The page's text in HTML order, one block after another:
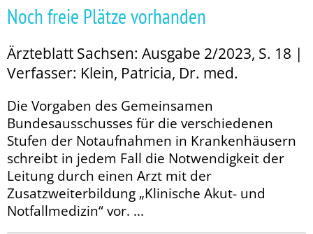
Noch freie Plätze vorhanden
Ärzteblatt Sachsen: Ausgabe 2/2023, S. 18 |
Verfasser: Klein, Patricia, Dr. med.
Die Vorgaben des Gemeinsamen
Bundesausschusses für die verschiedenen
Stufen der Notaufnahmen in Krankenhäusern
schreibt in jedem Fall die Notwendigkeit der
Leitung durch einen Arzt mit der
Zusatzweiterbildung „Klinische Akut- und
Notfallmedizin“ vor. ...